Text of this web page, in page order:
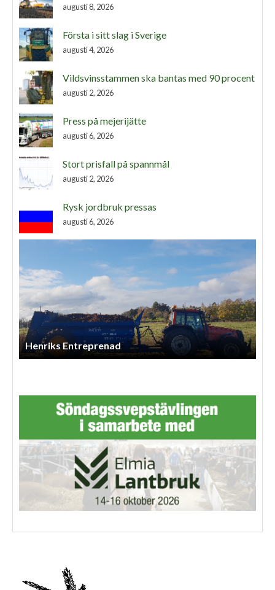
augusti 8, 2026
Första i sitt slag i Sverige
augusti 4, 2026
Vildsvinsstammen ska bantas med 90 procent
augusti 2, 2026
Press på mejerijätte
augusti 6, 2026
Stort prisfall på spannmål
augusti 2, 2026
Rysk jordbruk pressas
augusti 6, 2026
Rasmus Görtz Maskintjänst AB